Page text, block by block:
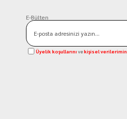
E-Bülten
Üyelik koşullarını vekişisel verilerimin